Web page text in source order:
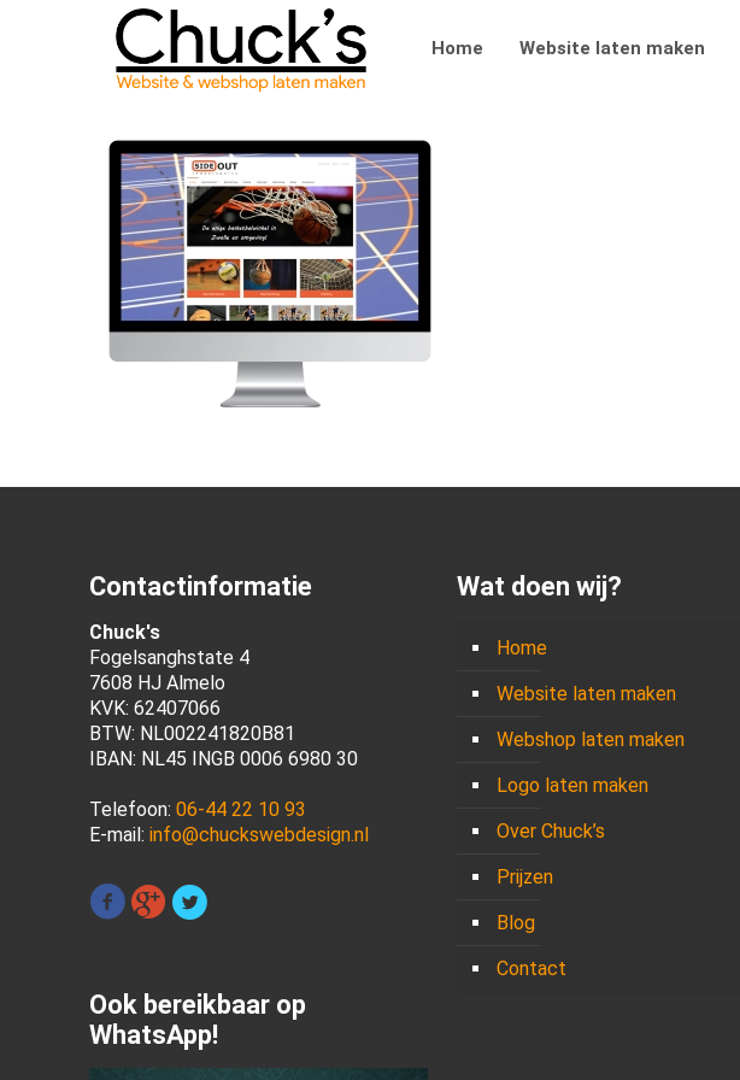
Home Website laten maken
Contactinformatie
Chuck's
Fogelsanghstate 4
7608 HJ Almelo
KVK: 62407066
BTW: NL002241820B81
IBAN: NL45 INGB 0006 6980 30
Telefoon: 06-44 22 10 93
E-mail: info@chuckswebdesign.nl
Ook bereikbaar op
WhatsApp!
Wat doen wij?
Home
Website laten maken
Webshop laten maken
Logo laten maken
Over Chuck’s
Prijzen
Blog
Contact